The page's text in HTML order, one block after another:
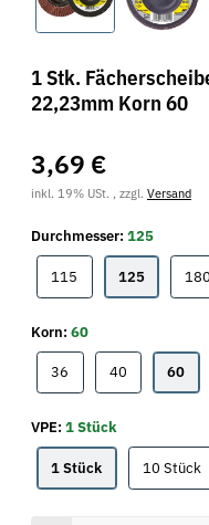
1 Stk.
22,23mm Korn 60
3,69 €
inkl. 19% USt. , zzgl. Versand
Durchmesser: 125
115 125125 180
Korn: 60
36 4040 6060
VPE: 1 Stück
1 Stück1 Stück10 Stück